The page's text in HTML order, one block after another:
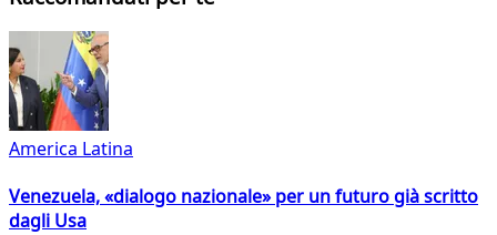
America Latina
Venezuela, «dialogo nazionale» per un futuro già scritto
dagli Usa